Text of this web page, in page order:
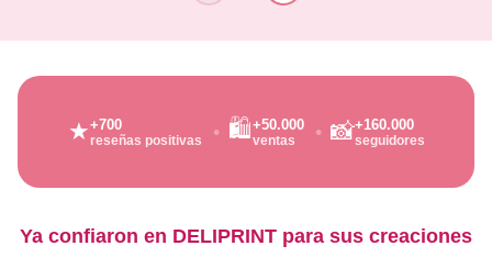
★+700
reseñas positivas 🛍️+50.000
ventas 📸+160.000
seguidores
Ya confiaron en DELIPRINT para sus creaciones